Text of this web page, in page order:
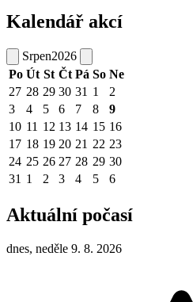
Kalendář akcí
Srpen2026
Po Út St Čt Pá So Ne
27 28 29 30 31 1
2
3
4 5 6 7 8
9
10 11 12 13 14 15 16
17 18 19 20 21 22 23
24 25 26 27 28 29 30
31 1 2 3 4 5 6
Aktuální počasí
dnes, neděle 9. 8. 2026